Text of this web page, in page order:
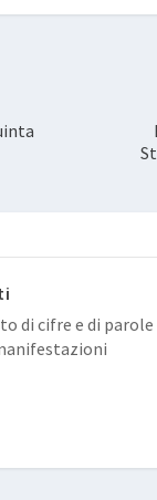
di cifre e di